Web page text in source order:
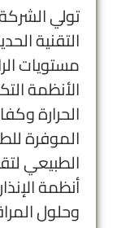
تولي
التقنية
مستويات
الأنظمة
الحرارة
الموفرة
الطبيعي
أنظمة
وحلول